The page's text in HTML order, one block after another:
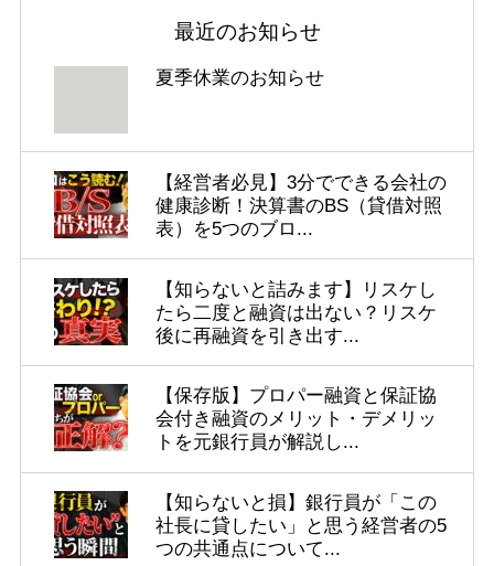
最近のお知らせ
夏季休業のお知らせ
【経営者必見】3分でできる会社の
健康診断！決算書のBS（貸借対照
表）を5つのブロ...
【知らないと詰みます】リスケし
たら二度と融資は出ない？リスケ
後に再融資を引き出す...
【保存版】プロパー融資と保証協
会付き融資のメリット・デメリッ
トを元銀行員が解説し...
【知らないと損】銀行員が「この
社長に貸したい」と思う経営者の5
つの共通点について...